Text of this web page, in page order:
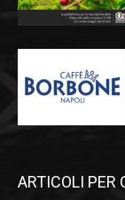
ARTICOLI PER